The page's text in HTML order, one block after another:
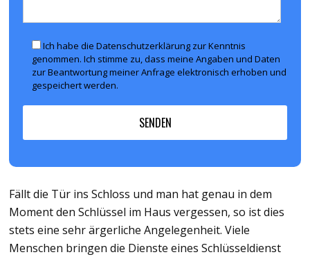
Ich habe die Datenschutzerklärung zur Kenntnis
genommen. Ich stimme zu, dass meine Angaben und Daten
zur Beantwortung meiner Anfrage elektronisch erhoben und
gespeichert werden.
Fällt die Tür ins Schloss und man hat genau in dem
Moment den Schlüssel im Haus vergessen, so ist dies
stets eine sehr ärgerliche Angelegenheit. Viele
Menschen bringen die Dienste eines Schlüsseldienst